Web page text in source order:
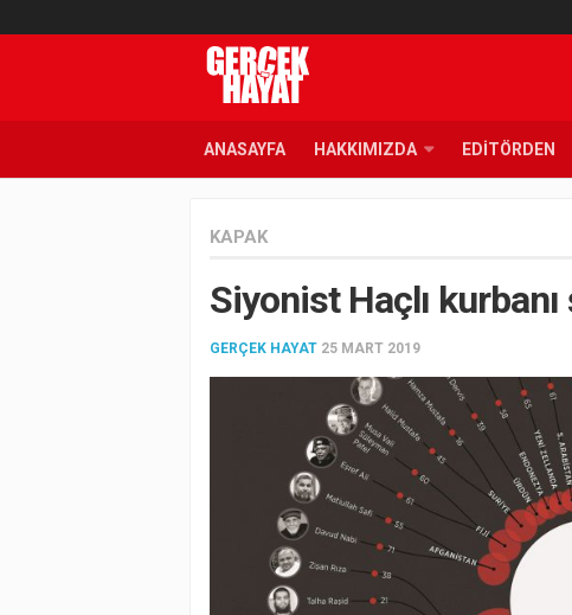
ANASAYFA HAKKIMIZDA EDITÖRDEN
KAPAK
Siyonist Haçlı
GERÇEK HAYAT 25 MART 2019